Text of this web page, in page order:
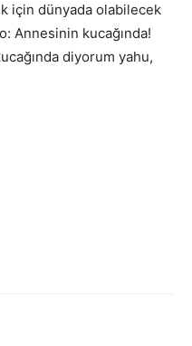
için dünyada olabilecek
Annesinin kucağında!
diyorum yahu,